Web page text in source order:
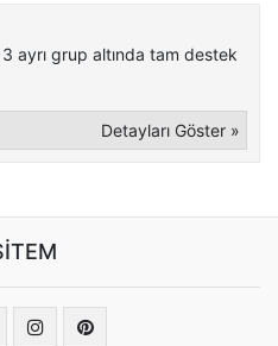
3 ayrı grup altında tam destek
Detayları Göster »